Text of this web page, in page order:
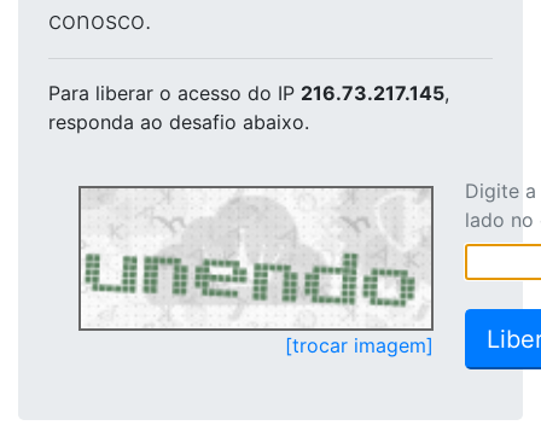
conosco.
Para liberar o acesso do IP 216.73.217.145,
responda ao desafio abaixo.
[trocar imagem]
Digite
lado no